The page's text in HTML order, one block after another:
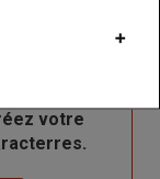
votre